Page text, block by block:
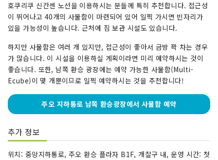
호쿠리쿠 신칸센 노선을 이용하시는 분들께 특히 추천합니다. 접근성
이 뛰어나고 40개의 사물함이 마련되어 있어 일찍 가시면 빈자리가
있을 가능성이 높습니다. 근처에 짐 보관 시설도 있습니다.
하지만 사물함은 여러 개 있지만, 접근성이 좋아서 금방 꽉 차는 경우
가 많습니다. 이 시설을 이용하실 계획이라면 미리 예약하시는 것이
좋습니다. 또한, 남쪽 환승 광장에는 예약 가능한 사물함(Multi-
Ecube)이 몇 개뿐이므로 일찍 예약하시는 것을 추천합니다!
주오 지하통로 남쪽 환승광장에서 사물함 예약
추가 정보
위치: 중앙지하통로, 주오 환승 플라자 B1F, 개찰구 내, 운영 시간: 첫